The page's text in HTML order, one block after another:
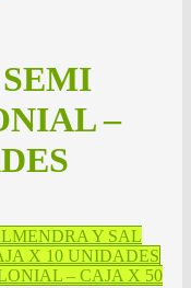
–
Y SAL
X 10 UNIDADES
– CAJA X 50